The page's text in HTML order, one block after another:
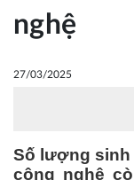
nghệ
27/03/2025
Số lượng sinh
công nghệ